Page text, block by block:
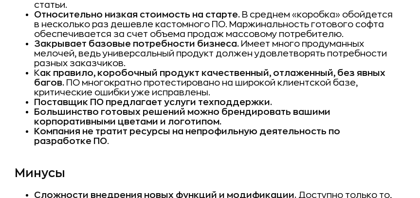
статьи.
Относительно низкая стоимость на старте. В среднем «коробка» обойдется
в несколько раз дешевле кастомного ПО. Маржинальность готового софта
обеспечивается за счет объема продаж массовому потребителю.
Закрывает базовые потребности бизнеса. Имеет много продуманных
мелочей, ведь универсальный продукт должен удовлетворять потребности
разных заказчиков.
Как правило, коробочный продукт качественный, отлаженный, без явных
багов. ПО многократно протестировано на широкой клиентской базе,
критические ошибки уже исправлены.
Поставщик ПО предлагает услуги техподдержки.
Большинство готовых решений можно брендировать вашими
корпоративными цветами и логотипом.
Компания не тратит ресурсы на непрофильную деятельность по
разработке ПО.
Минусы
Сложности внедрения новых функций и модификации. Доступно только то,